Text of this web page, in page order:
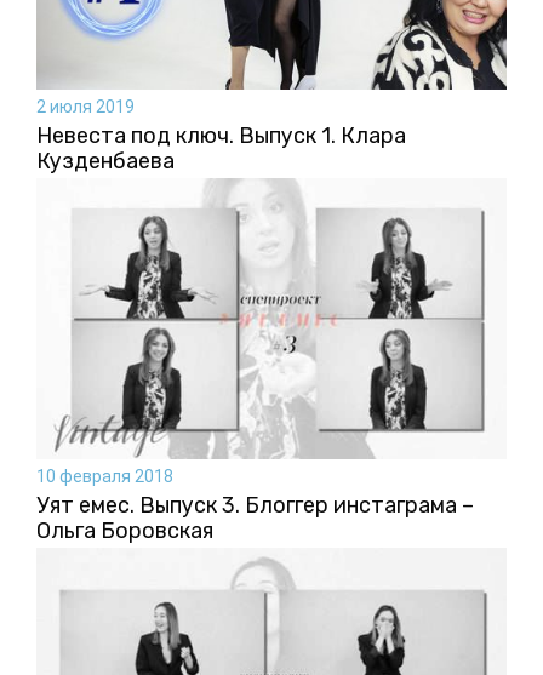
2 июля 2019
Невеста под ключ. Выпуск 1. Клара
Кузденбаева
10 февраля 2018
Уят емес. Выпуск 3. Блоггер инстаграма –
Ольга Боровская